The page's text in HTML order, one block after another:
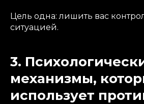
Цель одна: лишить вас
ситуацией.
3.
механизмы,
использует